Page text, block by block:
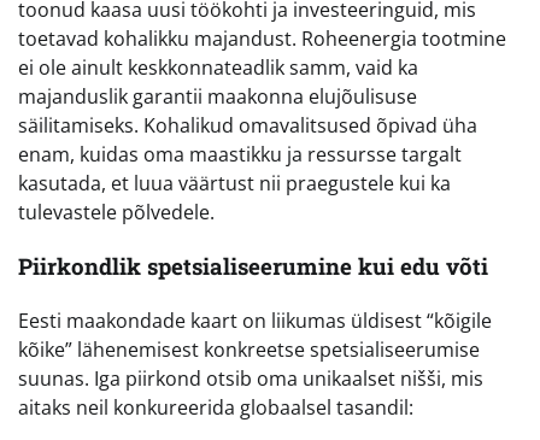
toonud kaasa uusi töökohti ja investeeringuid, mis
toetavad kohalikku majandust. Roheenergia tootmine
ei ole ainult keskkonnateadlik samm, vaid ka
majanduslik garantii maakonna elujõulisuse
säilitamiseks. Kohalikud omavalitsused õpivad üha
enam, kuidas oma maastikku ja ressursse targalt
kasutada, et luua väärtust nii praegustele kui ka
tulevastele põlvedele.
Piirkondlik spetsialiseerumine kui edu võti
Eesti maakondade kaart on liikumas üldisest “kõigile
kõike” lähenemisest konkreetse spetsialiseerumise
suunas. Iga piirkond otsib oma unikaalset nišši, mis
aitaks neil konkureerida globaalsel tasandil: